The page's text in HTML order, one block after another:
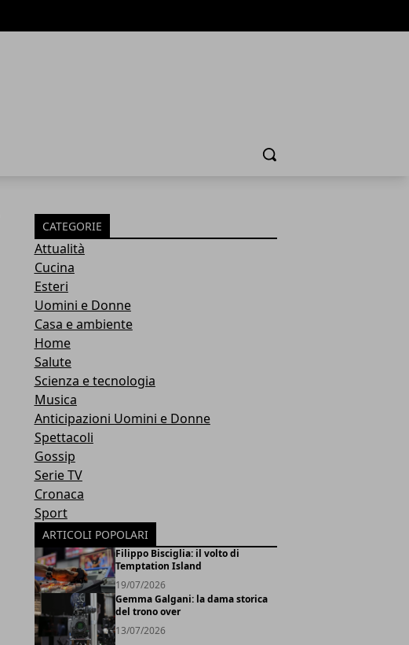
Cerca
CATEGORIE
Attualità
Cucina
Esteri
Uomini e Donne
Casa e ambiente
Home
Salute
Scienza e tecnologia
Musica
Anticipazioni Uomini e Donne
Spettacoli
Gossip
Serie TV
Cronaca
Sport
ARTICOLI POPOLARI
Filippo Bisciglia: il volto di
Temptation Island
19/07/2026
Gemma Galgani: la dama storica
del trono over
13/07/2026